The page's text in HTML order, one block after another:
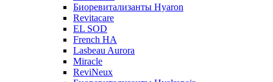
Биоревитализанты Hyaron
Revitacare
EL SOD
French HA
Lasbeau Aurora
Miracle
ReviNeux